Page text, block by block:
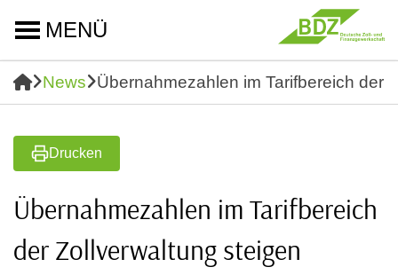
MENÜ
News Übernahmezahlen im Tarifbereich der
Drucken
Übernahmezahlen im Tarifbereich
der Zollverwaltung steigen